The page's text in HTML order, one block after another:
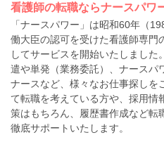
看護師の転職ならナースパワ
「ナースパワー」は昭和60年（
働大臣の認可を受けた看護師専門
してサービスを開始いたしました
遣や単発（業務委託）、ナースパ
ナースなど、様々なお仕事探しを
て転職を考えている方や、採用情
策はもちろん、履歴書作成など転
徹底サポートいたします。